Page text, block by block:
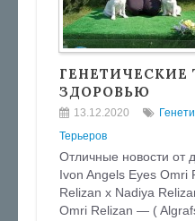
ГЕНЕТИЧЕСКИЕ
ЗДОРОВЬЮ
13.12.2020
Терьеров
Отличные новости от
Ivon Angels Eyes
Relizan х Nadiya
Omri Relizan — (